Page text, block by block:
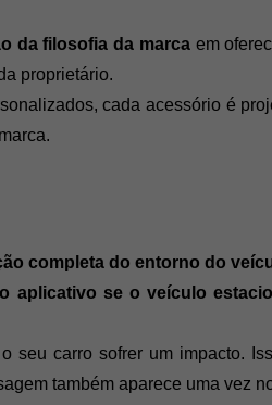
da filosofia da marca em
proprietário.
cada acessório é
completa do entorno do
aplicativo se o veículo
seu carro sofrer um impacto.
também aparece uma vez